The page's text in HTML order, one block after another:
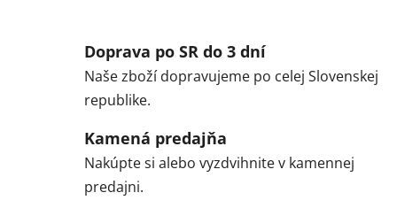
Doprava po SR do 3 dní
Naše zboží dopravujeme po celej Slovenskej
republike.
Kamená predajňa
Nakúpte si alebo vyzdvihnite v kamennej
predajni.